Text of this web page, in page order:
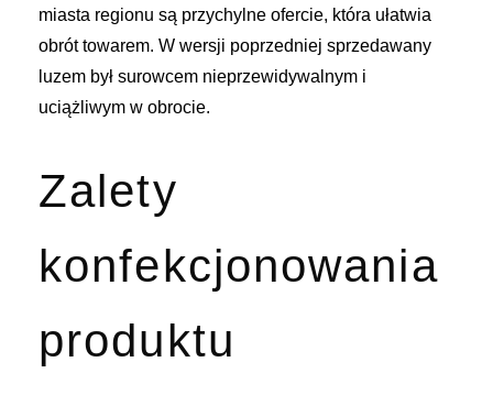
miasta regionu są przychylne ofercie, która ułatwia
obrót towarem. W wersji poprzedniej sprzedawany
luzem był surowcem nieprzewidywalnym i
uciążliwym w obrocie.
Zalety
konfekcjonowania
produktu